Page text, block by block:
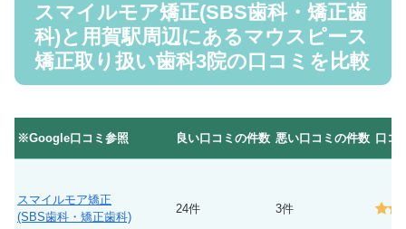
スマイルモア矯正(SBS歯科・矯正歯
科)と用賀駅周辺にあるマウスピース
矯正取り扱い歯科3院の口コミを比較
※Google口コミ参照 良い口コミの件数 悪い口コミの件数 口コ
スマイルモア矯正
(SBS歯科・矯正歯科)
24件 3件